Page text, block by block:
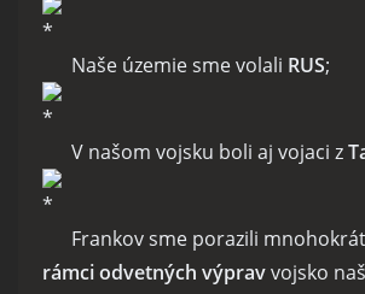
Naše územie sme volali RUS;
V našom vojsku boli aj vojaci z
Frankov sme porazili
rámci odvetných výpravvojsko